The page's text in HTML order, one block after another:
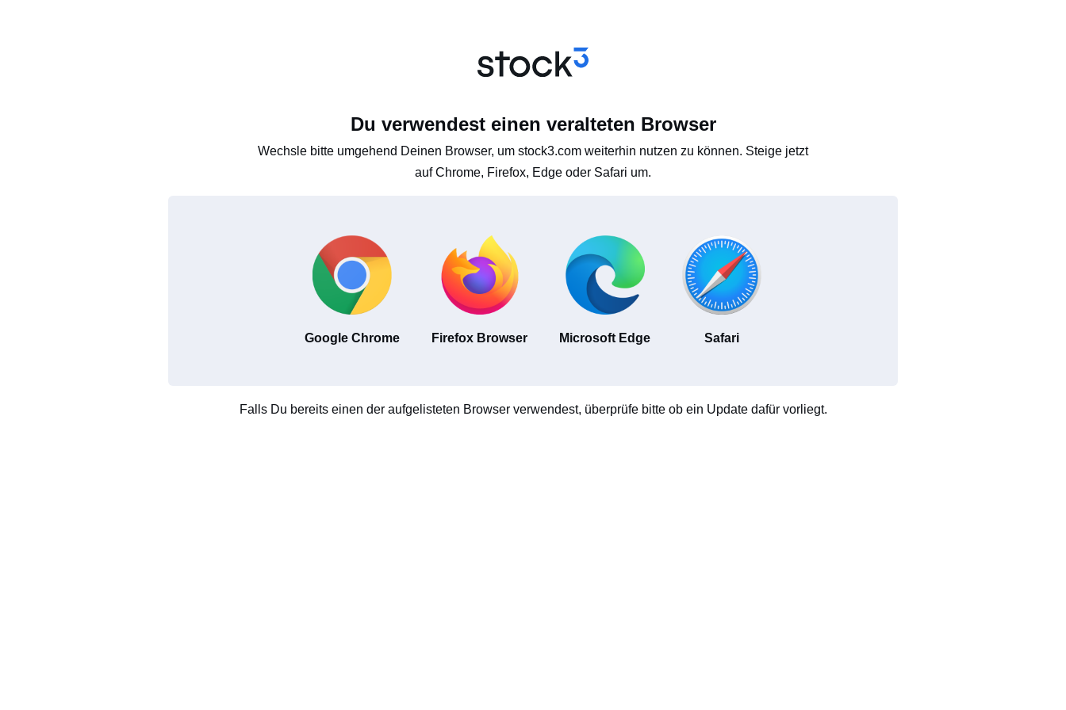
Du verwendest einen veralteten Browser
Wechsle bitte umgehend Deinen Browser, um stock3.com weiterhin nutzen zu können. Steige jetzt
auf Chrome, Firefox, Edge oder Safari um.
Google Chrome Firefox Browser Microsoft Edge Safari
Falls Du bereits einen der aufgelisteten Browser verwendest, überprüfe bitte ob ein Update dafür vorliegt.